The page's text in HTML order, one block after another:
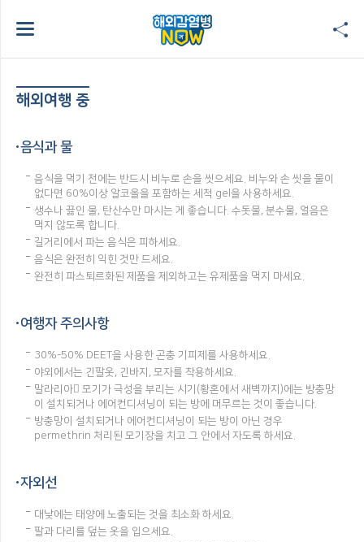
해외여행 중
음식과 물
음식을 먹기 전에는 반드시 비누로 손을 씻으세요. 비누와 손 씻을 물이
없다면 60%이상 알코올을 포함하는 세척 gel을 사용하세요.
생수나 끓인 물, 탄산수만 마시는 게 좋습니다. 수돗물, 분수물, 얼음은
먹지 않도록 합니다.
길거리에서 파는 음식은 피하세요.
음식은 완전히 익힌 것만 드세요.
완전히 파스퇴르화된 제품을 제외하고는 유제품을 먹지 마세요.
여행자 주의사항
30%-50% DEET을 사용한 곤충 기피제를 사용하세요.
야외에서는 긴팔옷, 긴바지, 모자를 착용하세요.
말라리아 모기가 극성을 부리는 시기(황혼에서 새벽까지)에는 방충망
이 설치되거나 에어컨디셔닝이 되는 방에 머무르는 것이 좋습니다.
방충망이 설치되거나 에어컨디셔닝이 되는 방이 아닌 경우
permethrin 처리된 모기장을 치고 그 안에서 자도록 하세요.
자외선
대낮에는 태양에 노출되는 것을 최소화 하세요.
팔과 다리를 덮는 옷을 입으세요.